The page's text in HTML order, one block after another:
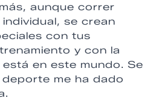
aunque correr
se crean
con tus
y con la
en este mundo. Se
me ha dado